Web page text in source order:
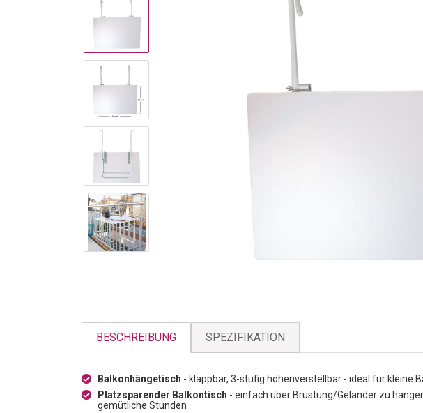
BESCHREIBUNG SPEZIFIKATION
Balkonhängetisch - klappbar, 3-stufig höhenverstellbar - ideal für kleine
Platzsparender Balkontisch - einfach über Brüstung/Geländer zu
gemütliche Stunden